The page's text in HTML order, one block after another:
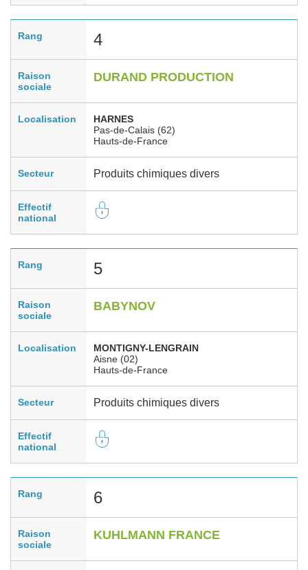
Rang 4
Raison
sociale
DURAND PRODUCTION
Localisation
HARNES
Pas-de-Calais (62)
Hauts-de-France
Secteur Produits chimiques divers
Effectif
national
Rang 5
Raison
sociale
BABYNOV
Localisation
MONTIGNY-LENGRAIN
Aisne (02)
Hauts-de-France
Secteur Produits chimiques divers
Effectif
national
Rang 6
Raison
sociale
KUHLMANN FRANCE